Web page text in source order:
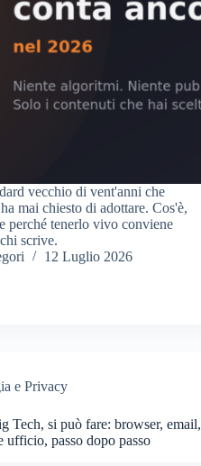
vecchio di vent'anni che
mai chiesto di adottare. Cos'è,
perché tenerlo vivo conviene
scrive.
12 Luglio 2026
e Privacy
Tech, si può fare: browser, email,
ufficio, passo dopo passo